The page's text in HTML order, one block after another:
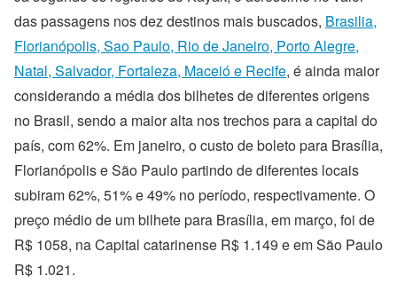
das passagens nos dez destinos mais buscados, Brasilia,
Florianópolis, Sao Paulo, Rio de Janeiro, Porto Alegre,
Natal, Salvador, Fortaleza, Maceió e Recife, é ainda maior
considerando a média dos bilhetes de diferentes origens
no Brasil, sendo a maior alta nos trechos para a capital do
país, com 62%. Em janeiro, o custo de boleto para Brasília,
Florianópolis e São Paulo partindo de diferentes locais
subiram 62%, 51% e 49% no período, respectivamente. O
preço médio de um bilhete para Brasília, em março, foi de
R$ 1058, na Capital catarinense R$ 1.149 e em São Paulo
R$ 1.021.